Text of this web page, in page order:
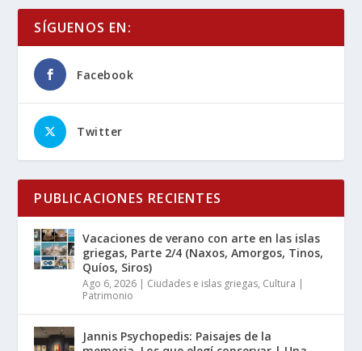
SÍGUENOS EN:
Facebook
Twitter
PUBLICACIONES RECIENTES
Vacaciones de verano con arte en las islas
griegas, Parte 2/4 (Naxos, Amorgos, Tinos,
Quíos, Siros)
Ago 6, 2026 | Ciudades e islas griegas, Cultura |
Patrimonio
Jannis Psychopedis: Paisajes de la